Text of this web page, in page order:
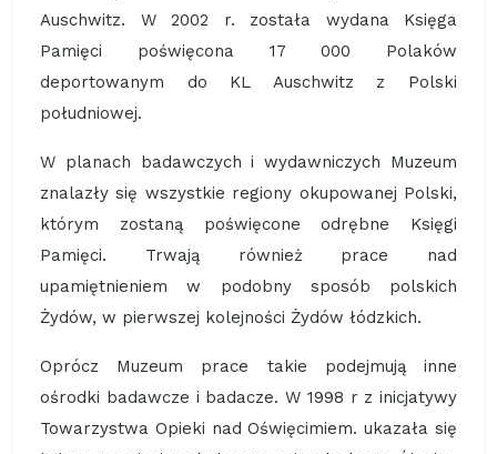
Auschwitz. W 2002 r. została wydana Księga
Pamięci poświęcona 17 000 Polaków
deportowanym do KL Auschwitz z Polski
południowej.
W planach badawczych i wydawniczych Muzeum
znalazły się wszystkie regiony okupowanej Polski,
którym zostaną poświęcone odrębne Księgi
Pamięci. Trwają również prace nad
upamiętnieniem w podobny sposób polskich
Żydów, w pierwszej kolejności Żydów łódzkich.
Oprócz Muzeum prace takie podejmują inne
ośrodki badawcze i badacze. W 1998 r z inicjatywy
Towarzystwa Opieki nad Oświęcimiem. ukazała się